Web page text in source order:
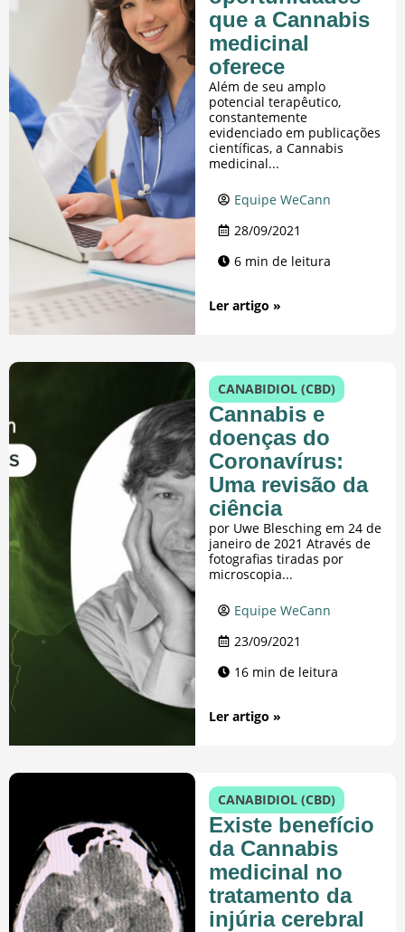
que a Cannabis
medicinal
oferece
Além de seu amplo
potencial terapêutico,
constantemente
evidenciado em publicações
científicas, a Cannabis
medicinal...
Equipe WeCann
28/09/2021
6 min de leitura
Ler artigo »
CANABIDIOL (CBD)
Cannabis e
doenças do
Coronavírus:
Uma revisão da
ciência
por Uwe Blesching em 24 de
janeiro de 2021 Através de
fotografias tiradas por
microscopia...
Equipe WeCann
23/09/2021
16 min de leitura
Ler artigo »
CANABIDIOL (CBD)
Existe benefício
da Cannabis
medicinal no
tratamento da
injúria cerebral